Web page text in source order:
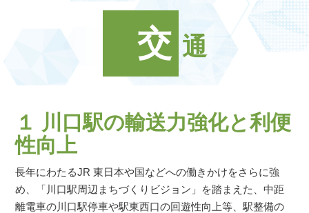
交 通
１ 川口駅の輸送力強化と利便
性向上
長年にわたるJR 東日本や国などへの働きかけをさらに強
め、「川口駅周辺まちづくりビジョン」を踏まえた、中距
離電車の川口駅停車や駅東西口の回遊性向上等、駅整備の